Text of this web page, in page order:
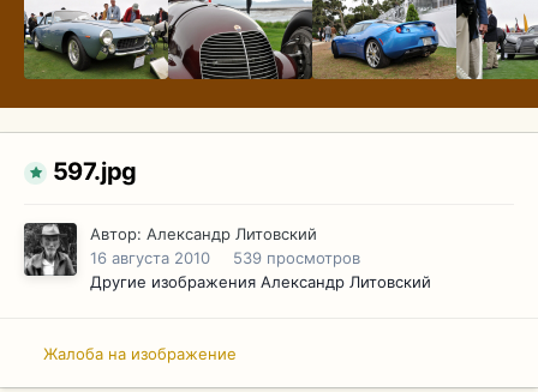
597.jpg
Автор: Александр Литовский
16 августа 2010
539 просмотров
Другие изображения Александр Литовский
Жалоба на изображение